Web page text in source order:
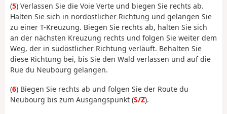
(5) Verlassen Sie die Voie Verte und biegen Sie rechts ab.
Halten Sie sich in nordöstlicher Richtung und gelangen Sie
zu einer T-Kreuzung. Biegen Sie rechts ab, halten Sie sich
an der nächsten Kreuzung rechts und folgen Sie weiter dem
Weg, der in südöstlicher Richtung verläuft. Behalten Sie
diese Richtung bei, bis Sie den Wald verlassen und auf die
Rue du Neubourg gelangen.
(6) Biegen Sie rechts ab und folgen Sie der Route du
Neubourg bis zum Ausgangspunkt (S/Z).